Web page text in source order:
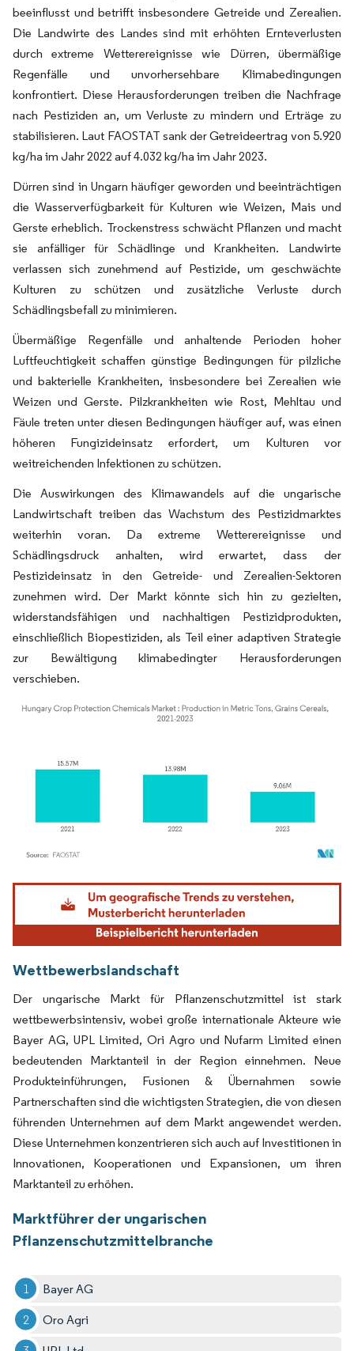
beeinflusst und betrifft insbesondere Getreide und Zerealien.
Die Landwirte des Landes sind mit erhöhten Ernteverlusten
durch extreme Wetterereignisse wie Dürren, übermäßige
Regenfälle und unvorhersehbare Klimabedingungen
konfrontiert. Diese Herausforderungen treiben die Nachfrage
nach Pestiziden an, um Verluste zu mindern und Erträge zu
stabilisieren. Laut FAOSTAT sank der Getreideertrag von 5.920
kg/ha im Jahr 2022 auf 4.032 kg/ha im Jahr 2023.
Dürren sind in Ungarn häufiger geworden und beeinträchtigen
die Wasserverfügbarkeit für Kulturen wie Weizen, Mais und
Gerste erheblich. Trockenstress schwächt Pflanzen und macht
sie anfälliger für Schädlinge und Krankheiten. Landwirte
verlassen sich zunehmend auf Pestizide, um geschwächte
Kulturen zu schützen und zusätzliche Verluste durch
Schädlingsbefall zu minimieren.
Übermäßige Regenfälle und anhaltende Perioden hoher
Luftfeuchtigkeit schaffen günstige Bedingungen für pilzliche
und bakterielle Krankheiten, insbesondere bei Zerealien wie
Weizen und Gerste. Pilzkrankheiten wie Rost, Mehltau und
Fäule treten unter diesen Bedingungen häufiger auf, was einen
höheren Fungizideinsatz erfordert, um Kulturen vor
weitreichenden Infektionen zu schützen.
Die Auswirkungen des Klimawandels auf die ungarische
Landwirtschaft treiben das Wachstum des Pestizidmarktes
weiterhin voran. Da extreme Wetterereignisse und
Schädlingsdruck anhalten, wird erwartet, dass der
Pestizideinsatz in den Getreide- und Zerealien-Sektoren
zunehmen wird. Der Markt könnte sich hin zu gezielten,
widerstandsfähigen und nachhaltigen Pestizidprodukten,
einschließlich Biopestiziden, als Teil einer adaptiven Strategie
zur Bewältigung klimabedingter Herausforderungen
verschieben.
Bild © Mordor Intelligence. Wiederverwendung erfordert Namensnennung gemäß
Wettbewerbslandschaft
Der ungarische Markt für Pflanzenschutzmittel ist stark
wettbewerbsintensiv, wobei große internationale Akteure wie
Bayer AG, UPL Limited, Ori Agro und Nufarm Limited einen
bedeutenden Marktanteil in der Region einnehmen. Neue
Produkteinführungen, Fusionen & Übernahmen sowie
Partnerschaften sind die wichtigsten Strategien, die von diesen
führenden Unternehmen auf dem Markt angewendet werden.
Diese Unternehmen konzentrieren sich auch auf Investitionen in
Innovationen, Kooperationen und Expansionen, um ihren
Marktanteil zu erhöhen.
Marktführer der ungarischen
Pflanzenschutzmittelbranche
Bayer AG
Oro Agri